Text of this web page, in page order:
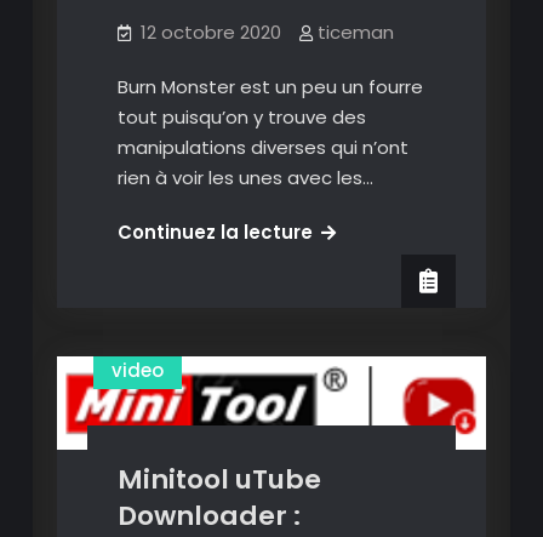
12 octobre 2020 ticeman
Burn Monster est un peu un fourre
tout puisqu’on y trouve des
manipulations diverses qui n’ont
rien à voir les unes avec les…
Continuez la lectureBurn
collection
d’utilitaires
fichiers
video
Minitool uTube
Downloader :